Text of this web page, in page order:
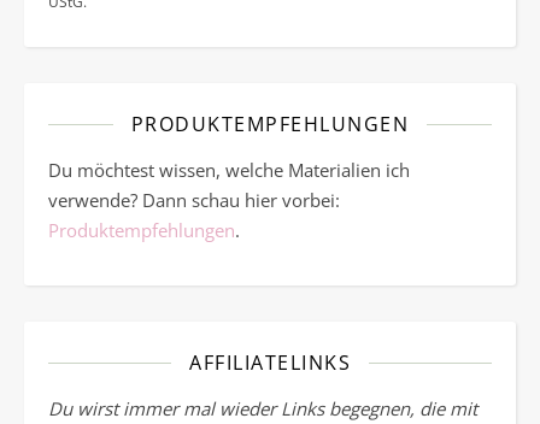
PRODUKTEMPFEHLUNGEN
Du möchtest wissen, welche Materialien ich
verwende? Dann schau hier vorbei:
Produktempfehlungen.
AFFILIATELINKS
Du wirst immer mal wieder Links begegnen, die mit